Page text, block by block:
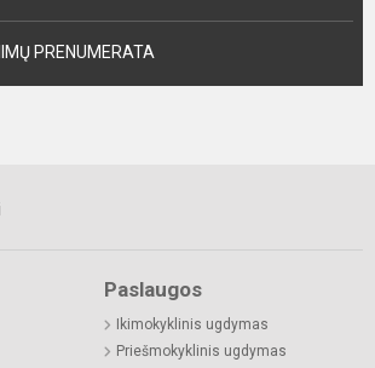
PRENUMERATA
Paslaugos
Ikimokyklinis ugdymas
Priešmokyklinis ugdymas